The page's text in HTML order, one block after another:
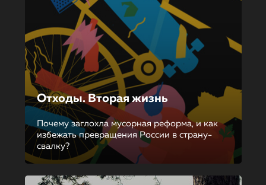
Отходы. Вторая жизнь
Почему заглохла мусорная реформа, и как
избежать превращения России в страну-
свалку?